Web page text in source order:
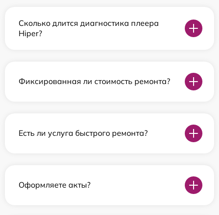
Сколько длится диагностика плеера
Hiper?
Фиксированная ли стоимость ремонта?
Есть ли услуга быстрого ремонта?
Оформляете акты?